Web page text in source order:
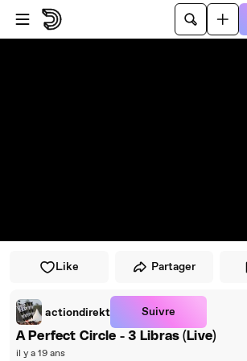
Passer au player
Passer au contenu principal
Like Partager
actiondirekt Suivre
A Perfect Circle - 3 Libras (Live)
il y a 19 ans